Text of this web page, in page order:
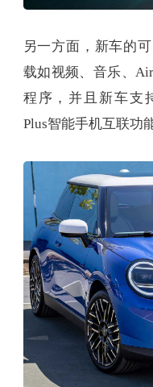
另一方面，新车的
载如视频、音乐、
程序，并且新车支
Plus智能手机互联功能